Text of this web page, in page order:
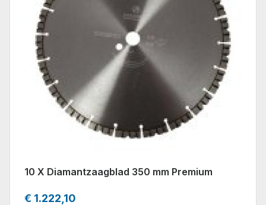
10 X Diamantzaagblad 350 mm Premium
€ 1.222,10